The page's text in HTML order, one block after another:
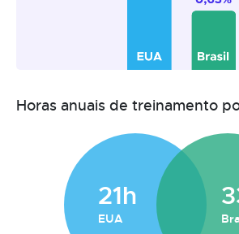
Horas anuais de treinamento
21h
EUA